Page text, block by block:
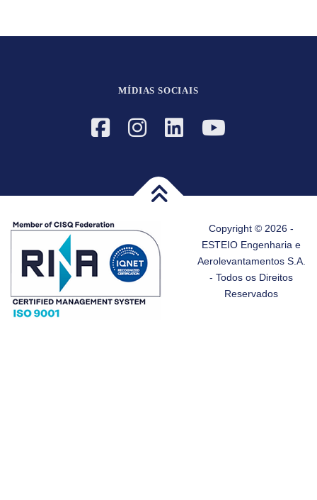
MÍDIAS SOCIAIS
Copyright © 2026 -
ESTEIO Engenharia e
Aerolevantamentos S.A.
- Todos os Direitos
Reservados